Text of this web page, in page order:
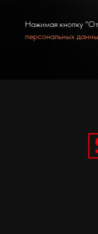
Нажимая кнопку
персональных